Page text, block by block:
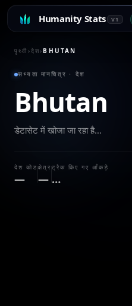
Humanity Stats V1
पृथ्वी ›देश›BHUTAN
सभ्यता मानचित्र · देश
Bhutan
डेटासेट में खोजा जा रहा है…
देश कोड
—
क्षेत्र
—
ट्रैक किए गए आँकड़े
…